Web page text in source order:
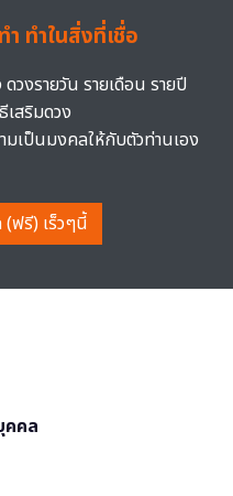
ทำในสิ่งที่เชื่อ
วงรายวัน รายเดือน รายปี
สริมดวง
มเป็นมงคลให้กับตัวท่านเอง
ฟรี) เร็วๆนี้
คคล